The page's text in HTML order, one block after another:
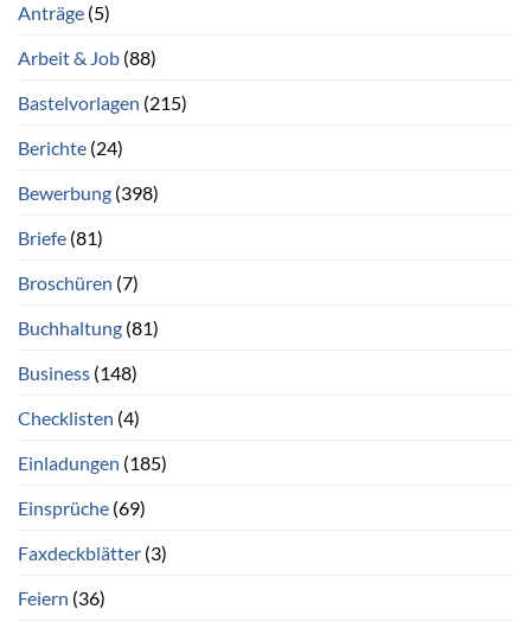
Anträge (5)
Arbeit & Job (88)
Bastelvorlagen (215)
Berichte (24)
Bewerbung (398)
Briefe (81)
Broschüren (7)
Buchhaltung (81)
Business (148)
Checklisten (4)
Einladungen (185)
Einsprüche (69)
Faxdeckblätter (3)
Feiern (36)